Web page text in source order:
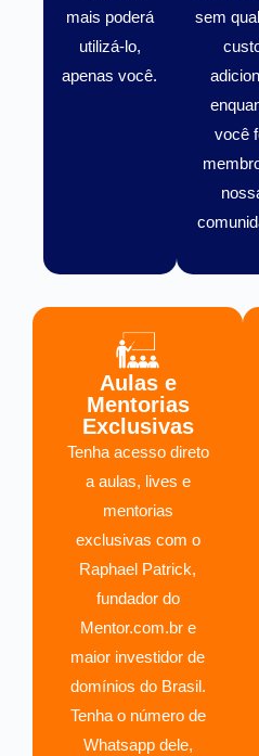
mais poderá
utilizá-lo,
apenas você.
sem
você
Aulas e
Mentorias
Exclusivas
Tenha acesso direto
a aulas, lives e
mentorias
exclusivas com o
Raphael Patrick,
fundador do
Mentor.com.br e
maior investidor de
domínios do Brasil.
Tenha o número de
Whatsapp dele,